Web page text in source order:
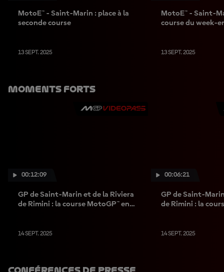
MotoE™ - Saint-Marin : place à la
seconde course
13 SEPT. 2025
MotoE™ - Saint-
course du week-
13 SEPT. 2025
Moments Forts
00:12:09
GP de Saint-Marin et de la Riviera
de Rimini : la course MotoGP™ en
14 SEPT. 2025
00:06:21
GP de Saint-
de Rimini : la
14 SEPT. 2025